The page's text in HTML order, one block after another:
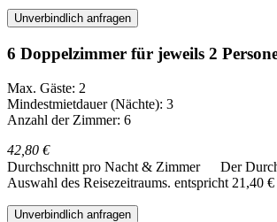
Unverbindlich anfragen
6 Doppelzimmer für jeweils 2
Max. Gäste: 2
Mindestmietdauer (Nächte): 3
Anzahl der Zimmer: 6
42,80 €
Durchschnitt pro Nacht & Zimmer
Der
Auswahl des Reisezeitraums. entspricht 21,40
Unverbindlich anfragen